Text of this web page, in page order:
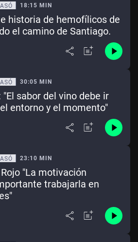
18:15 MIN
historia de hemofílicos de
el camino de Santiago.
30:05 MIN
"El sabor del vino debe ir
entorno y el momento"
23:10 MIN
"La motivación
trabajarla en